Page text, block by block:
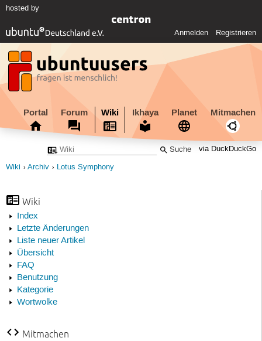
hosted by
Anmelden Registrieren
Portal Forum Wiki Ikhaya Planet Mitmachen
via DuckDuckGo
Wiki Archiv Lotus Symphony
Wiki
Index
Letzte Änderungen
Liste neuer Artikel
Übersicht
FAQ
Benutzung
Kategorie
Wortwolke
Mitmachen